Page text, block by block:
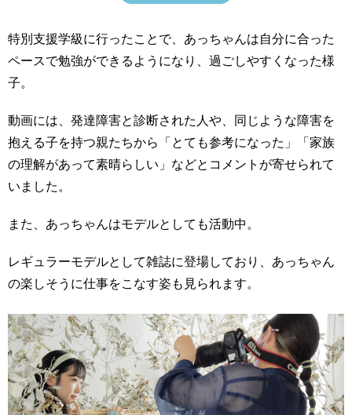
特別支援学級に行ったことで、あっちゃんは自分に合った
ペースで勉強ができるようになり、過ごしやすくなった様
子。
動画には、発達障害と診断された人や、同じような障害を
抱える子を持つ親たちから「とても参考になった」「家族
の理解があって素晴らしい」などとコメントが寄せられて
いました。
また、あっちゃんはモデルとしても活動中。
レギュラーモデルとして雑誌に登場しており、あっちゃん
の楽しそうに仕事をこなす姿も見られます。